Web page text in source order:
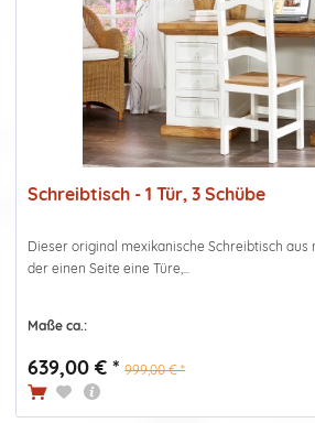
Schreibtisch - 1 Tür, 3 Schübe
Dieser original mexikanische Schreibtisch aus
der einen Seite eine Türe,...
Maße ca.:
639,00 € * 999,00 € *